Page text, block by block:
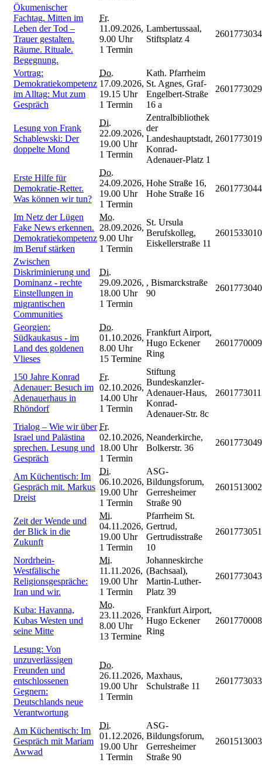
Ökumenischer
Fachtag. Mitten im
Leben der Tod –
Trauer gestalten.
Räume. Rituale.
Begegnung.
Fr.
11.09.2026,
9.00 Uhr
1 Termin
Lambertussaal,
Stiftsplatz 4
2601773034
Vortrag:
Demokratiekompetenz
im Alltag: Mut zum
Gespräch
Do.
17.09.2026,
19.15 Uhr
1 Termin
Kath. Pfarrheim
St. Agnes, Graf-
Engelbert-Straße
16 a
2601773029
Lesung von Frank
Schablewski: Der
doppelte Mond
Di.
22.09.2026,
19.00 Uhr
1 Termin
Zentralbibliothek
der
Landeshauptstadt,
Konrad-
Adenauer-Platz 1
2601773019
Erste Hilfe für
Demokratie-Retter.
Was können wir tun?
Do.
24.09.2026,
19.00 Uhr
1 Termin
Hohe Straße 16,
Hohe Straße 16
2601773044
Im Netz der Lügen
Fake News erkennen.
Demokratiekompetenz
im Beruf stärken
Mo.
28.09.2026,
9.00 Uhr
1 Termin
St. Ursula
Berufskolleg,
Eiskellerstraße 11
2601533010
Zwischen
Diskriminierung und
Dominanz - rechte
Einstellungen in
migrantischen
Communities
Di.
29.09.2026,
18.00 Uhr
1 Termin
, Bismarckstraße
90
2601773040
Georgien:
Südkaukasus - im
Land des goldenen
Vlieses
Do.
01.10.2026,
8.00 Uhr
15 Termine
Frankfurt Airport,
Hugo Eckener
Ring
2601770009
150 Jahre Konrad
Adenauer: Besuch im
Adenauerhaus in
Rhöndorf
Fr.
02.10.2026,
14.00 Uhr
1 Termin
Stiftung
Bundeskanzler-
Adenauer-Haus,
Konrad-
Adenauer-Str. 8c
2601773011
Trialog – Wie wir über
Israel und Palästina
sprechen. Lesung und
Gespräch
Fr.
02.10.2026,
18.00 Uhr
1 Termin
Neanderkirche,
Bolkerstr. 36
2601773049
Am Küchentisch: Im
Gespräch mit. Markus
Dreist
Di.
06.10.2026,
19.00 Uhr
1 Termin
ASG-
Bildungsforum,
Gerresheimer
Straße 90
2601513002
Zeit der Wende und
der Blick in die
Zukunft
Mi.
04.11.2026,
19.00 Uhr
1 Termin
Pfarrheim St.
Gertrud,
Gertrudisstraße
10
2601773051
Nordrhein-
Westfälische
Religionsgespräche:
Iran und wir.
Mi.
11.11.2026,
19.00 Uhr
1 Termin
Johanneskirche
(Bachsaal),
Martin-Luther-
Platz 39
2601773043
Kuba: Havanna,
Kubas Westen und
seine Mitte
Mo.
23.11.2026,
8.00 Uhr
13 Termine
Frankfurt Airport,
Hugo Eckener
Ring
2601770008
Lesung: Von
unzuverlässigen
Freunden und
entschlossenen
Gegnern:
Deutschlands neue
Verantwortung
Do.
26.11.2026,
19.00 Uhr
1 Termin
Maxhaus,
Schulstraße 11
2601773033
Am Küchentisch: Im
Gespräch mit Mariam
Awwad
Di.
01.12.2026,
19.00 Uhr
1 Termin
ASG-
Bildungsforum,
Gerresheimer
Straße 90
2601513003